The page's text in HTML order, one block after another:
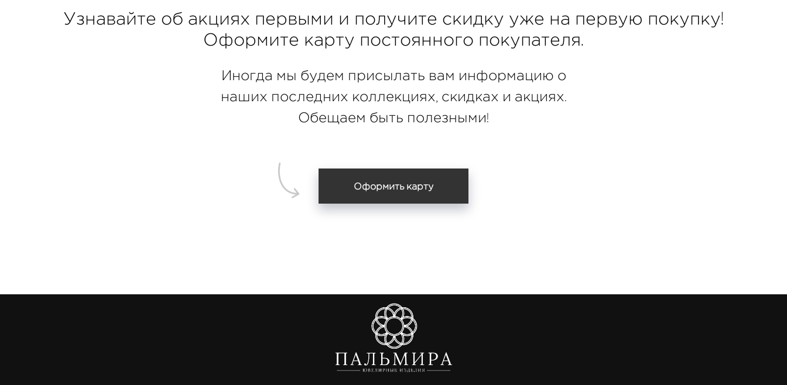
Узнавайте об акциях первыми и получите скидку уже на первую покупку!
Оформите карту постоянного покупателя.
Иногда мы будем присылать вам информацию о
наших последних коллекциях, скидках и акциях.
Обещаем быть полезными!
Оформить карту